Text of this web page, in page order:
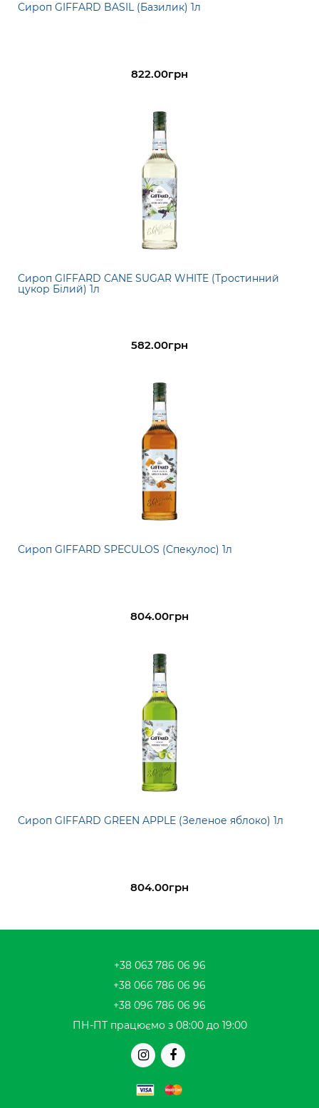
Сироп GIFFARD BASIL (Базилик) 1л
822.00грн
Сироп GIFFARD CANE SUGAR WHITE (Тростинний
цукор Білий) 1л
582.00грн
Сироп GIFFARD SPECULOS (Спекулос) 1л
804.00грн
Сироп GIFFARD GREEN APPLE (Зеленое яблоко) 1л
804.00грн
+38 063 786 06 96
+38 066 786 06 96
+38 096 786 06 96
ПН-ПТ працюємо з 08:00 до 19:00